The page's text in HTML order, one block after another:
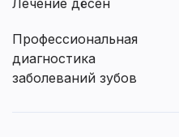
Лечение дёсен
Профессиональная
диагностика
заболеваний зубов